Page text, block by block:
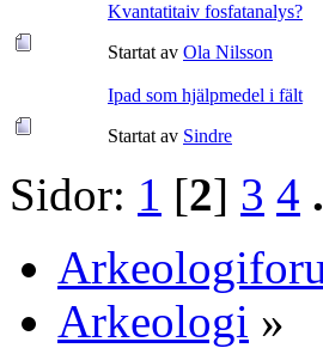
Kvantatitaiv fosfatanalys?
Startat av Ola Nilsson
Ipad som hjälpmedel i fält
Startat av Sindre
Sidor: 1 [2] 3 4
Arkeologi »